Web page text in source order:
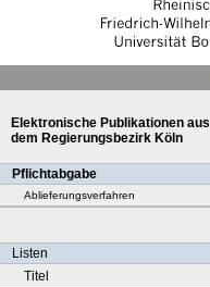
Elektronische Publikationen aus
dem Regierungsbezirk Köln
Pflichtabgabe
Ablieferungsverfahren
Listen
Titel